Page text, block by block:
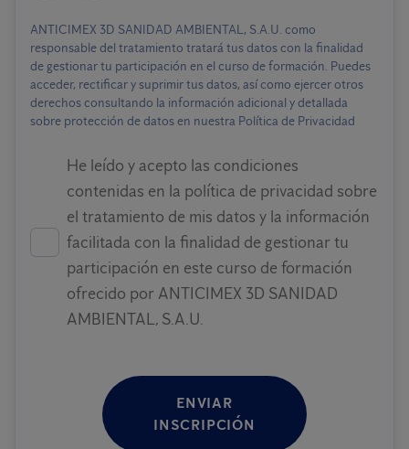
ANTICIMEX 3D SANIDAD AMBIENTAL, S.A.U. como
responsable del tratamiento tratará tus datos con la finalidad
de gestionar tu participación en el curso de formación. Puedes
acceder, rectificar y suprimir tus datos, así como ejercer otros
derechos consultando la información adicional y detallada
sobre protección de datos en nuestra Política de Privacidad
He leído y acepto las condiciones
contenidas en la política de privacidad sobre
el tratamiento de mis datos y la información
facilitada con la finalidad de gestionar tu
participación en este curso de formación
ofrecido por ANTICIMEX 3D SANIDAD
AMBIENTAL, S.A.U.
ENVIAR
INSCRIPCIÓN